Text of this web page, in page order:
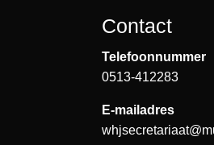
Contact
Telefoonnummer
0513-412283
E-mailadres